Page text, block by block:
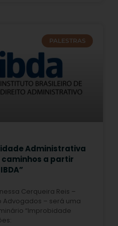
PALESTRAS
Administrativa
caminhos a partir
Cerqueira Reis –
Advogados – será uma
“Improbidade